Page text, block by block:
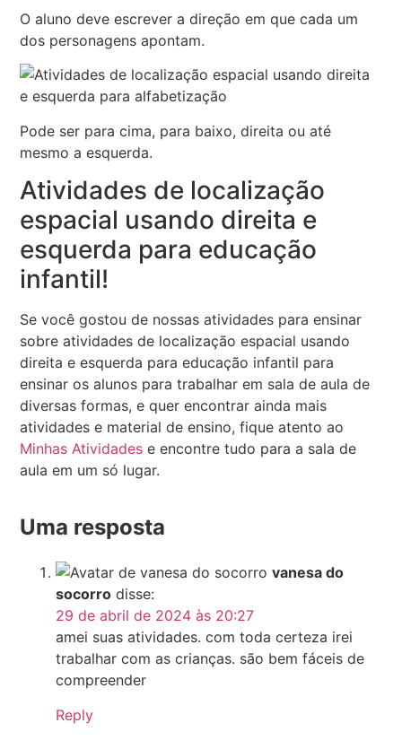
O aluno deve escrever a direção em que cada um
dos personagens apontam.
Pode ser para cima, para baixo, direita ou até
mesmo a esquerda.
Atividades de localização
espacial usando direita e
esquerda para educação
infantil!
Se você gostou de nossas atividades para ensinar
sobre atividades de localização espacial usando
direita e esquerda para educação infantil para
ensinar os alunos para trabalhar em sala de aula de
diversas formas, e quer encontrar ainda mais
atividades e material de ensino, fique atento ao
Minhas Atividades e encontre tudo para a sala de
aula em um só lugar.
Uma resposta
vanesa do
socorro disse:
29 de abril de 2024 às 20:27
amei suas atividades. com toda certeza irei
trabalhar com as crianças. são bem fáceis de
compreender
Reply